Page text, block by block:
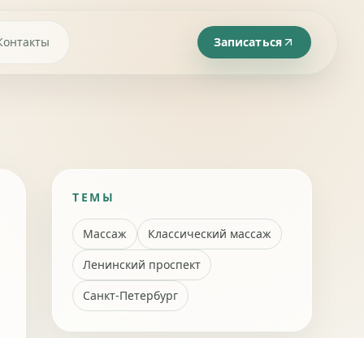
Записаться
ТЕМЫ
Массаж
Классический массаж
Ленинский проспект
Санкт-Петербург